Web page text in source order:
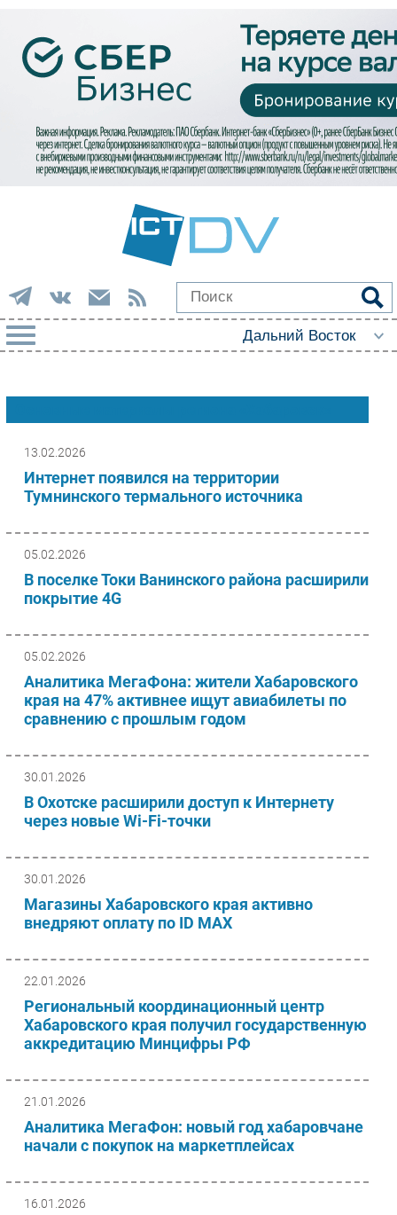
Импорто­замещение
Автоматизация Промышленности
Мобильная связь
Маркетинг
Outsourcing
Кадры
Web
Безопасность
Здоровье
РАЗДЕЛЫ
Новости
Аналитика
Интервью
Мероприятия
Проекты
IT класс
Тестовый стенд
Каталог компаний
13.02.2026
Интернет появился на территории
Тумнинского термального источника
05.02.2026
В поселке Токи Ванинского района расширили
покрытие 4G
05.02.2026
Аналитика МегаФона: жители Хабаровского
края на 47% активнее ищут авиабилеты по
сравнению с прошлым годом
30.01.2026
В Охотске расширили доступ к Интернету
через новые Wi-Fi-точки
30.01.2026
Магазины Хабаровского края активно
внедряют оплату по ID MAX
22.01.2026
Региональный координационный центр
Хабаровского края получил государственную
аккредитацию Минцифры РФ
21.01.2026
Аналитика МегаФон: новый год хабаровчане
начали с покупок на маркетплейсах
16.01.2026